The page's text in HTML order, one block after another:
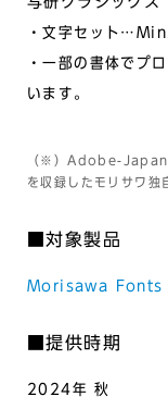
・文字セット
・一部の書体でプ
います。
（※）Adobe-
を収録したモリサワ独
■対象製品
Morisawa Fonts
■提供時期
2024年 秋